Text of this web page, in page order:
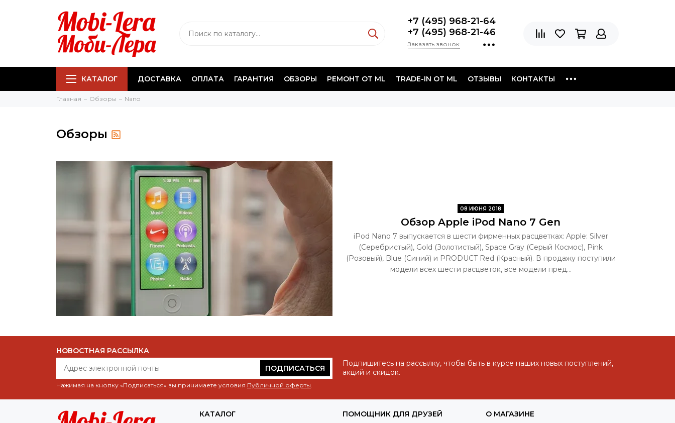
+7 (495) 968-21-64
+7 (495) 968-21-46
Заказать звонок
КАТАЛОГ ДОСТАВКА ОПЛАТА ГАРАНТИЯ ОБЗОРЫ РЕМОНТ ОТ ML TRADE-IN ОТ ML ОТЗЫВЫ КОНТАКТЫ
Главная Обзоры Nano
Обзоры
08 ИЮНЯ 2018
Обзор Apple iPod Nano 7 Gen
iPod Nano 7 выпускается в шести фирменных расцветках: Apple: Silver
(Серебристый), Gold (Золотистый), Space Gray (Серый Космос), Pink
(Розовый), Blue (Синий) и PRODUCT Red (Красный). В продажу поступили
модели всех шести расцветок, все модели пред...
НОВОСТНАЯ РАССЫЛКА
ПОДПИСАТЬСЯ
Нажимая на кнопку «Подписаться» вы принимаете условия Публичной оферты.
Подпишитесь на рассылку, чтобы быть в курсе наших новых поступлений,
акций и скидок.
КАТАЛОГ
ПОМОЩНИК ДЛЯ ДРУЗЕЙ
О МАГАЗИНЕ